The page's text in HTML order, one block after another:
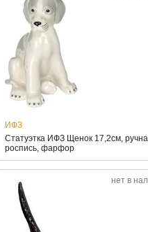
ИФЗ
Статуэтка ИФЗ Щенок 17,2см,
роспись, фарфор
нет в